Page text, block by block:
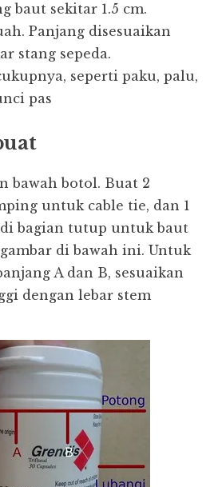
baut sekitar 1.5 cm.
Panjang disesuaikan
stang sepeda.
seperti paku, palu,
pas
bawah botol. Buat 2
untuk cable tie, dan 1
bagian tutup untuk baut
di bawah ini. Untuk
A dan B, sesuaikan
dengan lebar stem